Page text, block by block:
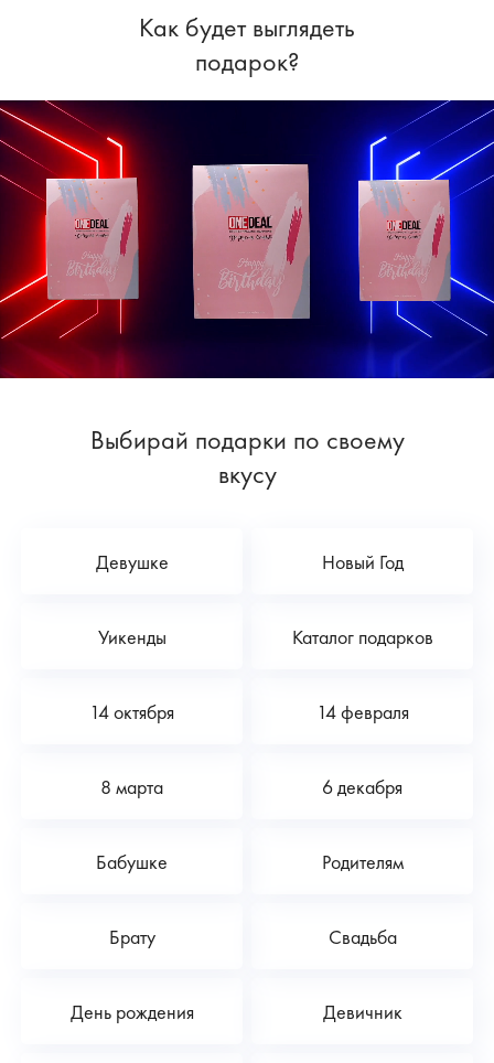
Как будет выглядеть
подарок?
Выбирай подарки по своему
вкусу
Девушке Новый Год
Уикенды Каталог подарков
14 октября 14 февраля
8 марта 6 декабря
Бабушке Родителям
Брату Свадьба
День рождения Девичник